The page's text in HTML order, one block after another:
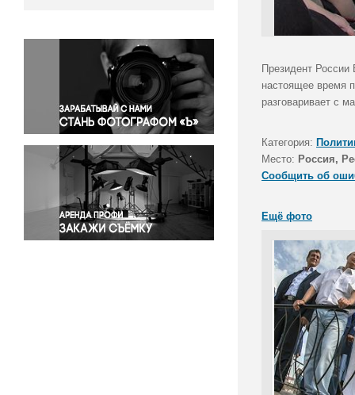
Окружающая среда
Политика
Правосудие
Происшествия и конфликты
Религия
Светская жизнь
Спорт
Экология
Экономика и бизнес
Президент России
настоящее время
разговаривает с
Категория:
Место: Россия,
Сообщить об
Ещё фото